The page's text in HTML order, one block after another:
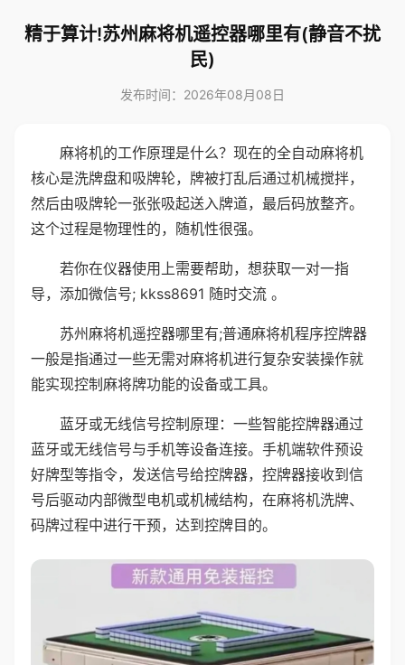
精于算计!苏州麻将机遥控器哪里有(静音不扰
民)
发布时间：2026年08月08日
麻将机的工作原理是什么？现在的全自动麻将机
核心是洗牌盘和吸牌轮，牌被打乱后通过机械搅拌，
然后由吸牌轮一张张吸起送入牌道，最后码放整齐。
这个过程是物理性的，随机性很强。
若你在仪器使用上需要帮助，想获取一对一指
导，添加微信号; kkss8691 随时交流 。
苏州麻将机遥控器哪里有;普通麻将机程序控牌器
一般是指通过一些无需对麻将机进行复杂安装操作就
能实现控制麻将牌功能的设备或工具。
蓝牙或无线信号控制原理：一些智能控牌器通过
蓝牙或无线信号与手机等设备连接。手机端软件预设
好牌型等指令，发送信号给控牌器，控牌器接收到信
号后驱动内部微型电机或机械结构，在麻将机洗牌、
码牌过程中进行干预，达到控牌目的。